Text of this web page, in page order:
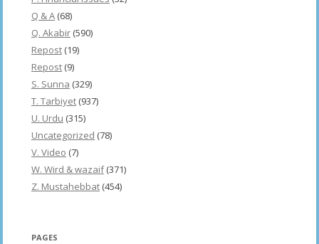
Q & A (68)
Q. Akabir (590)
Repost (19)
Repost (9)
S. Sunna (329)
T. Tarbiyet (937)
U. Urdu (315)
Uncategorized (78)
V. Video (7)
W. Wird & wazaif(371)
Z. Mustahebbat (454)
PAGES